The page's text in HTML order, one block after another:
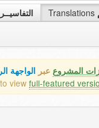
التفاسيــر Translations
المشروع عبر الواجهة
viewfull-featured